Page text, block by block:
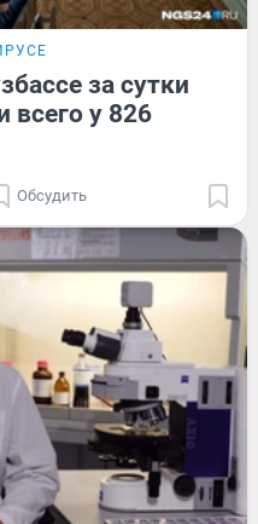
за сутки
всего у 826
Обсудить